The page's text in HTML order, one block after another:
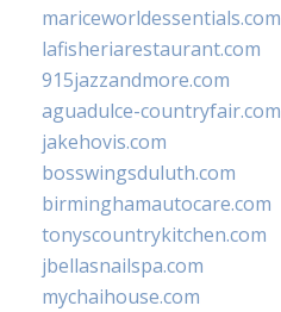
mariceworldessentials.com
lafisheriarestaurant.com
915jazzandmore.com
aguadulce-countryfair.com
jakehovis.com
bosswingsduluth.com
birminghamautocare.com
tonyscountrykitchen.com
jbellasnailspa.com
mychaihouse.com